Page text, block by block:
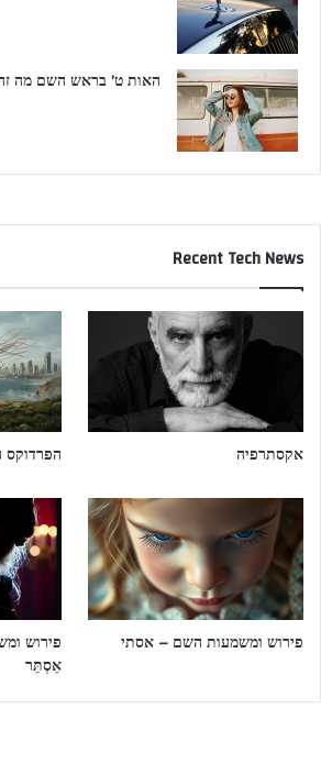
האות ט’ בראש השם מה
Recent Tech News
אקסתרפיה
פירוש ומשמעות השם – אסתי
פירוש
אֵסְתֵּר